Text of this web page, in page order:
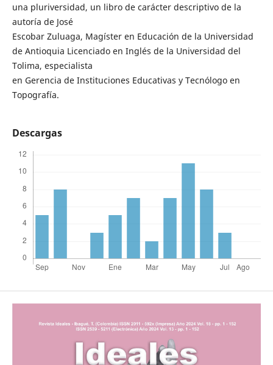
una pluriversidad, un libro de carácter descriptivo de la
autoría de José
Escobar Zuluaga, Magíster en Educación de la Universidad
de Antioquia Licenciado en Inglés de la Universidad del
Tolima, especialista
en Gerencia de Instituciones Educativas y Tecnólogo en
Topografía.
Descargas